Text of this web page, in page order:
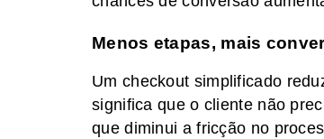
Menos etapas, mais
Um checkout simplificado
significa que o cliente não
que diminui a fricção no